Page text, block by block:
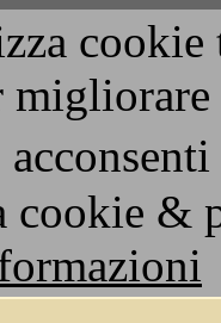
cookie &